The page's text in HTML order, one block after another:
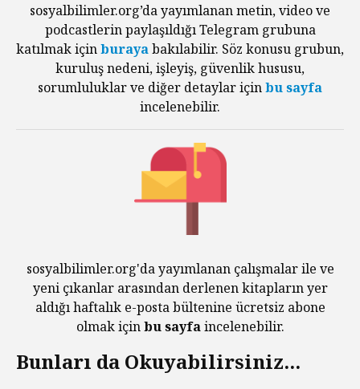
sosyalbilimler.org’da yayımlanan metin, video ve
podcastlerin paylaşıldığı Telegram grubuna
katılmak içinburayabakılabilir. Söz konusu grubun,
kuruluş nedeni, işleyiş, güvenlik hususu,
sorumluluklar ve diğer detaylar içinbu sayfa
incelenebilir.
sosyalbilimler.org'da yayımlanan çalışmalar ile ve
yeni çıkanlar arasından derlenen kitapların yer
aldığı haftalık e-posta bültenine ücretsiz abone
olmak içinbu sayfaincelenebilir.
Bunları da Okuyabilirsiniz...